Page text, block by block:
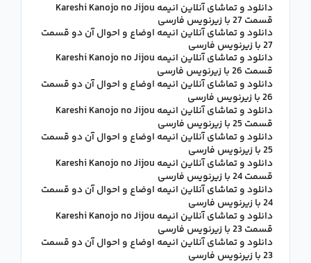
دانلود و تماشای آنلاین انیمه Kareshi Kanojo no Jijou
قسمت 27 با زیرنویس فارسی
دانلود و تماشای آنلاین انیمه اوضاع و احوال آن دو قسمت
27 با زیرنویس فارسی
دانلود و تماشای آنلاین انیمه Kareshi Kanojo no Jijou
قسمت 26 با زیرنویس فارسی
دانلود و تماشای آنلاین انیمه اوضاع و احوال آن دو قسمت
26 با زیرنویس فارسی
دانلود و تماشای آنلاین انیمه Kareshi Kanojo no Jijou
قسمت 25 با زیرنویس فارسی
دانلود و تماشای آنلاین انیمه اوضاع و احوال آن دو قسمت
25 با زیرنویس فارسی
دانلود و تماشای آنلاین انیمه Kareshi Kanojo no Jijou
قسمت 24 با زیرنویس فارسی
دانلود و تماشای آنلاین انیمه اوضاع و احوال آن دو قسمت
24 با زیرنویس فارسی
دانلود و تماشای آنلاین انیمه Kareshi Kanojo no Jijou
قسمت 23 با زیرنویس فارسی
دانلود و تماشای آنلاین انیمه اوضاع و احوال آن دو قسمت
23 با زیرنویس فارسی